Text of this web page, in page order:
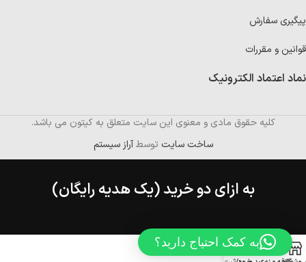
پیگیری سفارش
قوانین و مقررات
نماد اعتماد الکترونیک
کلیه حقوق مادی و معنوی این سایت متعلق به کیتون می باشد.
ساخت سایت توسطآراز سیستم
به ازای دو خرید (یک هدیه رایگان)
به کمک احتیاج دارید؟